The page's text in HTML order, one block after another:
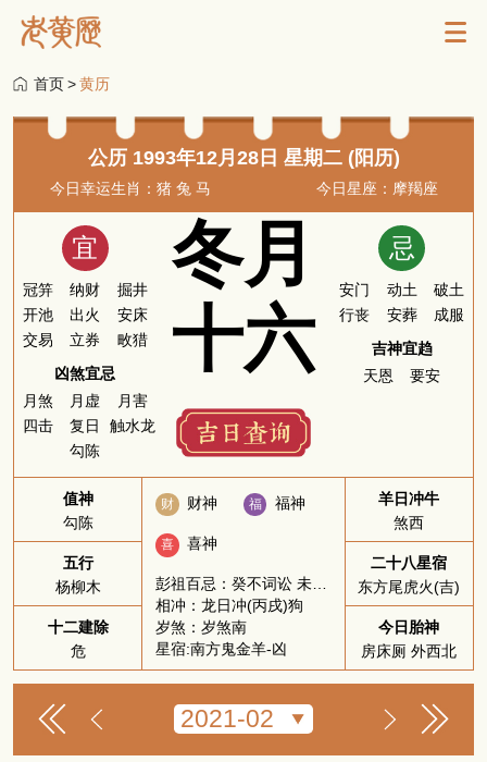
首页>黄历
公历 1993年12月28日 星期二 (阳历)
今日幸运生肖：猪 兔 马 今日星座：摩羯座
宜
冠笄 纳财
掘井
开池
出火
安床
交易
立券
畋猎
凶煞宜忌
月煞
月虚
月害
四击
复日
触水龙
勾陈
冬月
十六
忌
安门 动土
破土
行丧
安葬
成服
吉神宜趋
天恩
要安
值神
勾陈
五行
杨柳木
十二建除
危
财 财神 福 福神
喜 喜神
相冲：龙日冲(丙戌)狗
岁煞：岁煞南
星宿:南方鬼金羊-凶
羊日冲牛
煞西
二十八星宿
东方尾虎火(吉)
今日胎神
房床厕 外西北